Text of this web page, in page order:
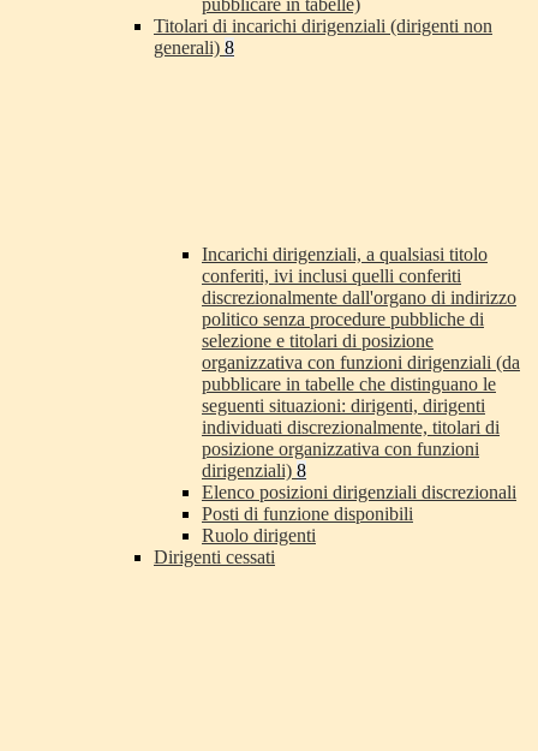
pubblicare in tabelle)
Titolari di incarichi dirigenziali (dirigenti non
generali) 8
Incarichi dirigenziali, a qualsiasi titolo
conferiti, ivi inclusi quelli conferiti
discrezionalmente dall'organo di indirizzo
politico senza procedure pubbliche di
selezione e titolari di posizione
organizzativa con funzioni dirigenziali (da
pubblicare in tabelle che distinguano le
seguenti situazioni: dirigenti, dirigenti
individuati discrezionalmente, titolari di
posizione organizzativa con funzioni
dirigenziali) 8
Elenco posizioni dirigenziali discrezionali
Posti di funzione disponibili
Ruolo dirigenti
Dirigenti cessati